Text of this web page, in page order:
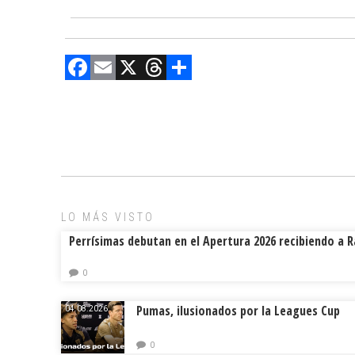
F
o
E X T
d ar
LO MÁS VISTO
Perrísimas debutan en el Apertura 2026 recibiendo a
0
04.08.2026. Pumas, ilusionados por la Leagues Cup
0